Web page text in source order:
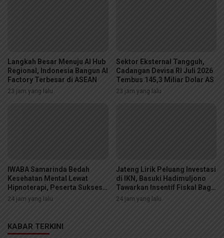
Langkah Besar Menuju AI Hub
Regional, Indonesia Bangun AI
Factory Terbesar di ASEAN
23 jam yang lalu
Sektor Eksternal Tangguh,
Cadangan Devisa RI Juli 2026
Tembus 145,3 Miliar Dolar AS
23 jam yang lalu
IWABA Samarinda Bedah
Kesehatan Mental Lewat
Hipnoterapi, Peserta Sukses
Sembuhkan Fobia Ular di
24 jam yang lalu
Jateng Lirik Peluang Investasi
di IKN, Basuki Hadimuljono
Tawarkan Insentif Fiskal Bagi
Calon Mitra
24 jam yang lalu
KABAR TERKINI